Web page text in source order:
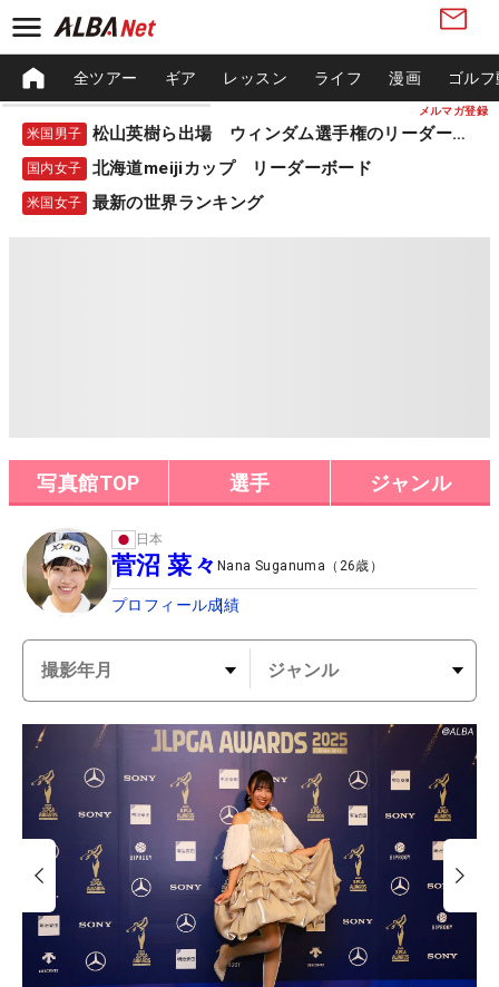
メルマガ登録
全ツアー ギア レッスン ライフ 漫画 ゴル
米国男子 松山英樹ら出場 ウィンダム選手権のリーダーボード
国内女子 北海道meijiカップ リーダーボード
米国女子 最新の世界ランキング
写真館TOP 選手 ジャンル
日本
菅沼 菜々 Nana Suganuma （ 26歳）
プロフィール成績